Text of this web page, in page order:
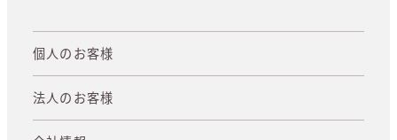
個人のお客様
法人のお客様